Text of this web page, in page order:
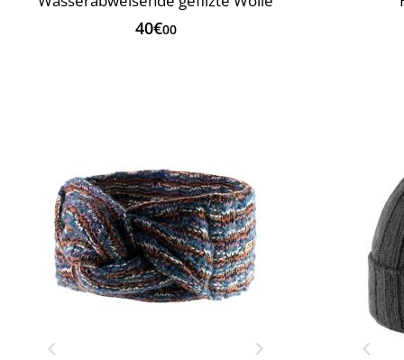
40€00